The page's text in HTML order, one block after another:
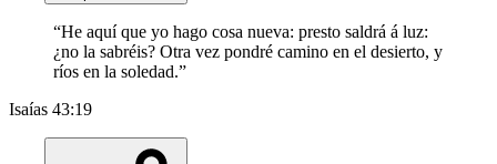
“He aquí que yo hago cosa nueva: presto saldrá á luz:
¿no la sabréis? Otra vez pondré camino en el desierto, y
ríos en la soledad.”
Isaías 43:19